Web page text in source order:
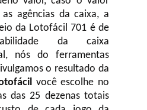
agências da caixa, a
da Lotofácil 701 é de
da caixa
nós do ferramentas
o resultado da
você escolhe no
das 25 dezenas totais